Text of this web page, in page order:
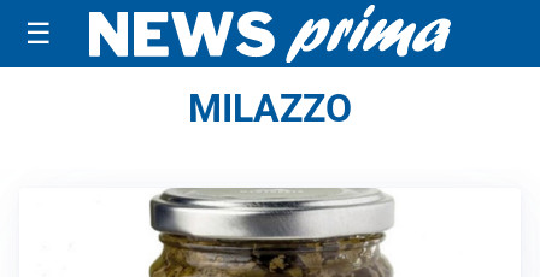
☰
MILAZZO